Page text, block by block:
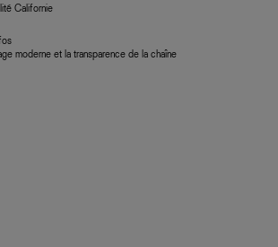
Californie
moderne et la transparence de la chaîne